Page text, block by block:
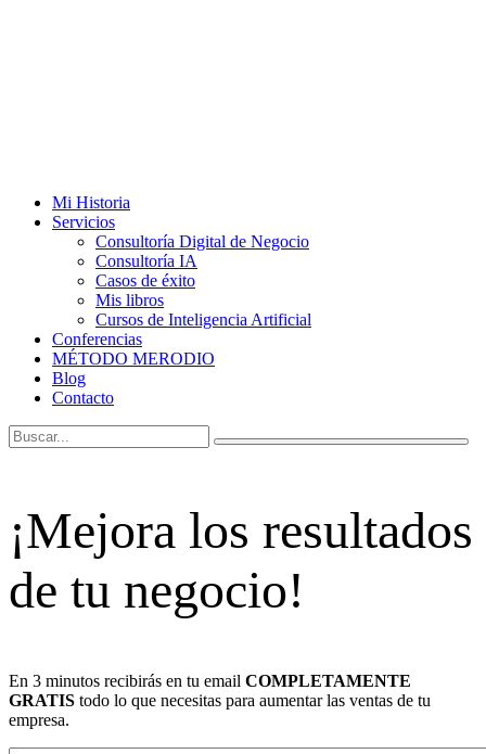
Mi Historia
Servicios
Consultoría Digital de Negocio
Consultoría IA
Casos de éxito
Mis libros
Cursos de Inteligencia Artificial
Conferencias
MÉTODO MERODIO
Blog
Contacto
¡Mejora los resultados
de tu negocio!
En 3 minutos recibirás en tu email COMPLETAMENTE
GRATIS todo lo que necesitas para aumentar las ventas de tu
empresa.